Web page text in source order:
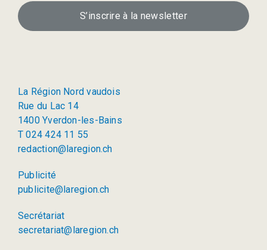
S’inscrire à la newsletter
La Région Nord vaudois
Rue du Lac 14
1400 Yverdon-les-Bains
T 024 424 11 55
redaction@laregion.ch
Publicité
publicite@laregion.ch
Secrétariat
secretariat@laregion.ch